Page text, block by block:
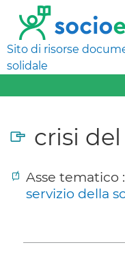
Sito di risorse
solidale
crisi
Asse tematico :
servizio della